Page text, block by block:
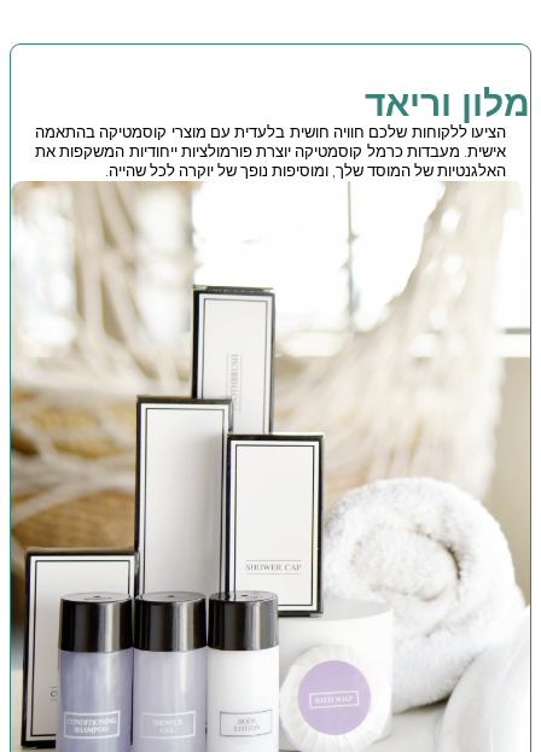
מלון וריאד
הציעו ללקוחות שלכם חוויה חושית בלעדית עם מוצרי קוסמטיקה בהתאמה
אישית. מעבדות כרמל קוסמטיקה יוצרת פורמולציות ייחודיות המשקפות את
האלגנטיות של המוסד שלך, ומוסיפות נופך של יוקרה לכל שהייה.